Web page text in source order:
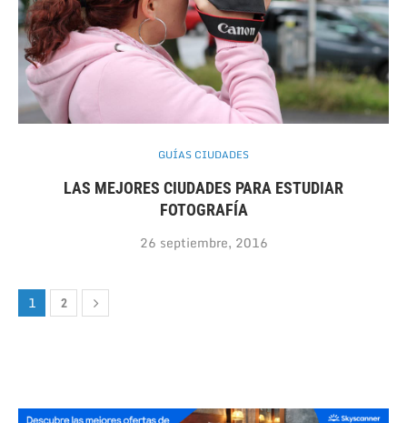
GUÍAS CIUDADES
LAS MEJORES CIUDADES PARA ESTUDIAR
FOTOGRAFÍA
26 septiembre, 2016
1 2